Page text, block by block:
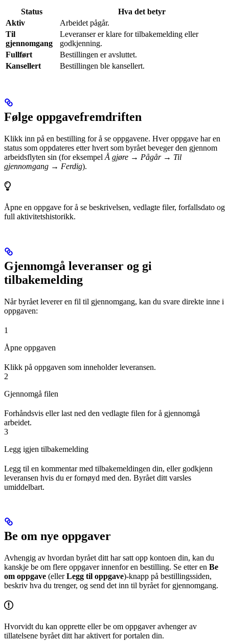
Status
Hva det betyr
Aktiv
Arbeidet pågår.
Til
gjennomgang
Leveranser er klare for tilbakemelding eller
godkjenning.
Fullført
Bestillingen er avsluttet.
Kansellert
Bestillingen ble kansellert.
Følge oppgavefremdriften
Klikk inn på en bestilling for å se oppgavene. Hver oppgave har en
status som oppdateres etter hvert som byrået beveger den gjennom
arbeidsflyten sin (for eksempel Å gjøre → Pågår → Til
gjennomgang → Ferdig).
Åpne en oppgave for å se beskrivelsen, vedlagte filer, forfallsdato og
full aktivitetshistorikk.
Gjennomgå leveranser og gi
tilbakemelding
Når byrået leverer en fil til gjennomgang, kan du svare direkte inne i
oppgaven:
1
Åpne oppgaven
Klikk på oppgaven som inneholder leveransen.
2
Gjennomgå filen
Forhåndsvis eller last ned den vedlagte filen for å gjennomgå
arbeidet.
3
Legg igjen tilbakemelding
Legg til en kommentar med tilbakemeldingen din, eller godkjenn
leveransen hvis du er fornøyd med den. Byrået ditt varsles
umiddelbart.
Be om nye oppgaver
Avhengig av hvordan byrået ditt har satt opp kontoen din, kan du
kanskje be om flere oppgaver innenfor en bestilling. Se etter en Be
om oppgave (ellerLegg til oppgave)-knapp på bestillingssiden,
beskriv hva du trenger, og send det inn til byrået for gjennomgang.
Hvorvidt du kan opprette eller be om oppgaver avhenger av
tillatelsene byrået ditt har aktivert for portalen din.